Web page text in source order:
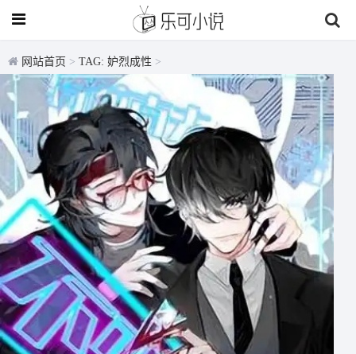
网站首页 > TAG: 妒烈成性 >